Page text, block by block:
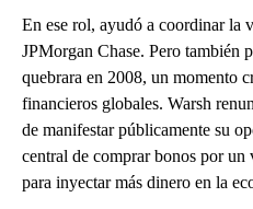
En ese rol, ayudó a coordinar la
JPMorgan Chase. Pero también
quebrara en 2008, un momento
financieros globales. Warsh
de manifestar públicamente su
central de comprar bonos por
para inyectar más dinero en la